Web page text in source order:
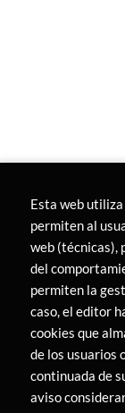
Esta web
permiten al
web (técnicas),
del
permiten la
caso, el editor
cookies que
de los usuarios
continuada de
aviso